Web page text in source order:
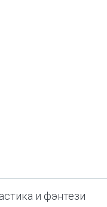
и фэнтези